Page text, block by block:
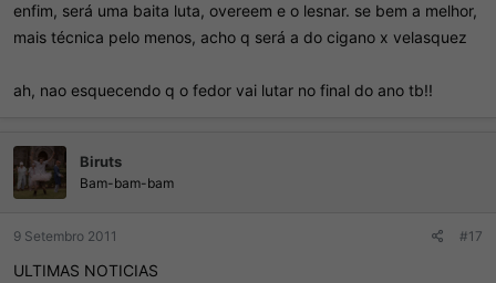
Não sei o que vocês pensam sobre isto, mas fica minha idéia.
Acredito que até atrairia mais usuários para acompanhar o esporte.
enfim, será uma baita luta, overeem e o lesnar. se bem a melhor,
mais técnica pelo menos, acho q será a do cigano x velasquez
ah, nao esquecendo q o fedor vai lutar no final do ano tb!!
Biruts
Bam-bam-bam
9 Setembro 2011 #17
ULTIMAS NOTICIAS